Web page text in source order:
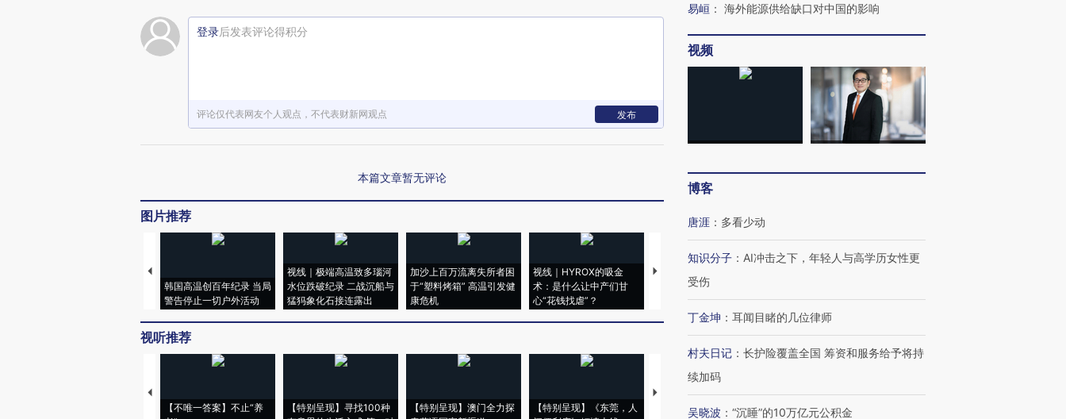
登录后发表评论得积分
评论仅代表网友个人观点，不代表财新网观点 发布
本篇文章暂无评论
图片推荐
韩国高温创百年纪录 当局
警告停止一切户外活动
视线｜极端高温致多瑙河
水位跌破纪录 二战沉船与
猛犸象化石接连露出
加沙上百万流离失所者困
于“塑料烤箱” 高温引发健
康危机
视线｜HYROX的吸金
术：是什么让中产们甘
心“花钱找虐”？
马航飞行员跨国走私7万
粒摇头丸 尿检体内含3种
育部长拱下台
飞地休达
视听推荐
【不唯一答案】不止“养
【特别呈现】寻找100种
【特别呈现】澳门全力探
【特别呈现】《东莞，人
【推广】走进第四届链博
会，让数智科技“链”接产
【特别呈现】寻找100种
【商旅对话】华住集团
易峘 ： 海外能源供给缺口对中国的影响
视频
博客
唐涯 ： 多看少动
知识分子 ： AI冲击之下，年轻人与高学历女性更
受伤
丁金坤 ： 耳闻目睹的几位律师
村夫日记 ： 长护险覆盖全国 筹资和服务给予将持
续加码
吴晓波 ： “沉睡”的10万亿元公积金